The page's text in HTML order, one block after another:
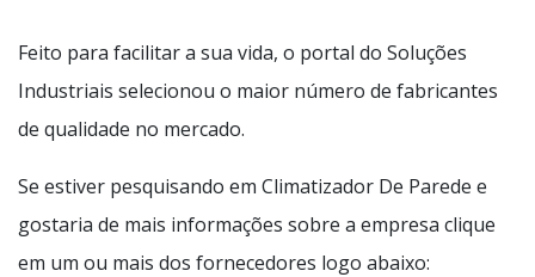
Feito para facilitar a sua vida, o portal do Soluções
Industriais selecionou o maior número de fabricantes
de qualidade no mercado.
Se estiver pesquisando em Climatizador De Parede e
gostaria de mais informações sobre a empresa clique
em um ou mais dos fornecedores logo abaixo: